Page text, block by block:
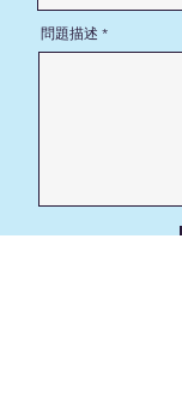
問題描述